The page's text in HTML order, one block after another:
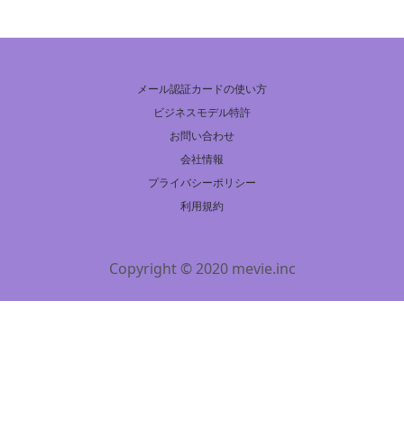
メール認証カードの使い方
ビジネスモデル特許
お問い合わせ
会社情報
プライバシーポリシー
利用規約
Copyright © 2020 mevie.inc